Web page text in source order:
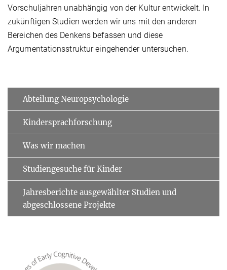
Vorschuljahren unabhängig von der Kultur entwickelt. In
zukünftigen Studien werden wir uns mit den anderen
Bereichen des Denkens befassen und diese
Argumentationsstruktur eingehender untersuchen.
Abteilung Neuropsychologie
Kindersprachforschung
Was wir machen
Studiengesuche für Kinder
Jahresberichte ausgewählter Studien und
abgeschlossene Projekte